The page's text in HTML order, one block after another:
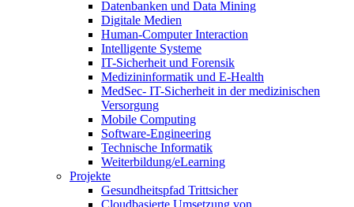
Datenbanken und Data Mining
Digitale Medien
Human-Computer Interaction
Intelligente Systeme
IT-Sicherheit und Forensik
Medizininformatik und E-Health
MedSec- IT-Sicherheit in der medizinischen
Versorgung
Mobile Computing
Software-Engineering
Technische Informatik
Weiterbildung/eLearning
Projekte
Gesundheitspfad Trittsicher
Cloudbasierte Umsetzung von